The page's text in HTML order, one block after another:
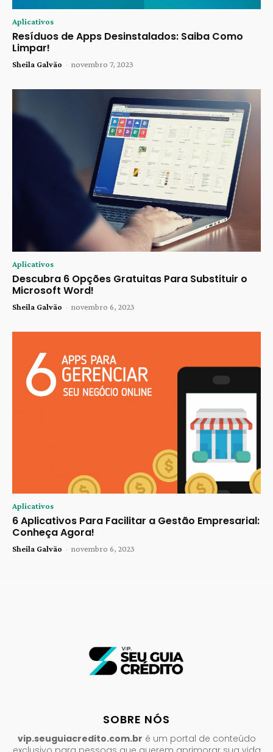
Aplicativos
Resíduos de Apps Desinstalados: Saiba Como
Limpar!
Sheila Galvão - novembro 7, 2023
Aplicativos
Descubra 6 Opções Gratuitas Para Substituir o
Microsoft Word!
Sheila Galvão - novembro 6, 2023
Aplicativos
6 Aplicativos Para Facilitar a Gestão Empresarial:
Conheça Agora!
Sheila Galvão - novembro 6, 2023
SOBRE NÓS
vip.seuguiacredito.com.br é um portal de conteúdo